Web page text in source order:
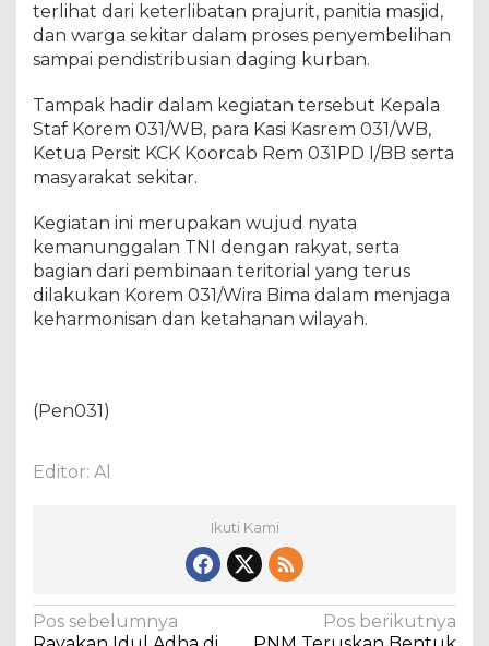
m
b
e
i
h
a
n
H
w
a
n
K
u
terlihat dari keterlibatan prajurit, panitia masjid,
dan warga sekitar dalam proses penyembelihan
sampai pendistribusian daging kurban.
Tampak hadir dalam kegiatan tersebut Kepala
Staf Korem 031/WB, para Kasi Kasrem 031/WB,
Ketua Persit KCK Koorcab Rem 031PD I/BB serta
masyarakat sekitar.
Kegiatan ini merupakan wujud nyata
kemanunggalan TNI dengan rakyat, serta
bagian dari pembinaan teritorial yang terus
dilakukan Korem 031/Wira Bima dalam menjaga
keharmonisan dan ketahanan wilayah.
(Pen031)
Editor: Al
Ikuti Kami
N
Pos sebelumnya
Pos berikutnya